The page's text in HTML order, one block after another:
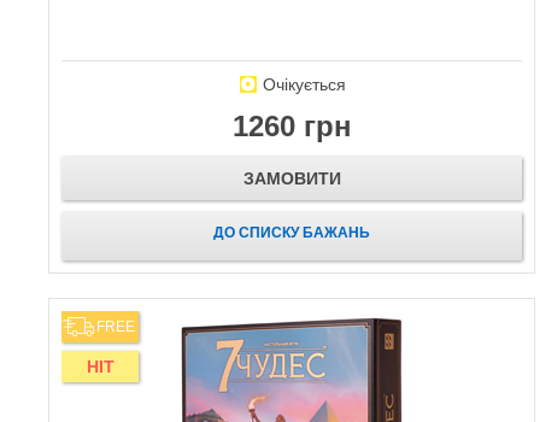
Очікується
1260 грн
ЗАМОВИТИ
ДО СПИСКУ БАЖАНЬ
FREE
HIT